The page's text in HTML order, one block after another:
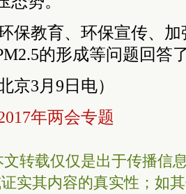
保教育、环保宣传、
的形成等问题回答
京3月9日电）
年两会专题
转载仅仅是出于传播信
实其内容的真实性；如